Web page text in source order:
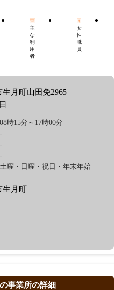
主
な
利
用
者
女
性
職
員
月町山田免2965
08時15分～17時00分
-
-
-
土曜・日曜・祝日・年末年始
生月町
事業所の詳細